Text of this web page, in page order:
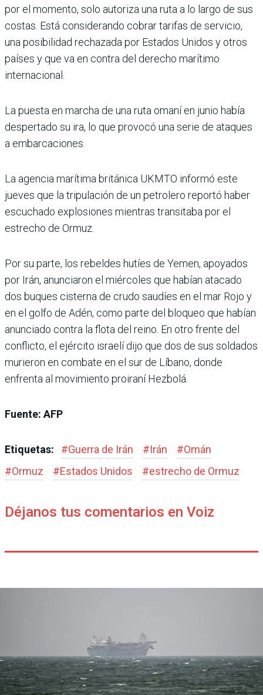
por el momento, solo autoriza una ruta a lo largo de sus
costas. Está considerando cobrar tarifas de servicio,
una posibilidad rechazada por Estados Unidos y otros
países y que va en contra del derecho marítimo
internacional.
La puesta en marcha de una ruta omaní en junio había
despertado su ira, lo que provocó una serie de ataques
a embarcaciones.
La agencia marítima británica UKMTO informó este
jueves que la tripulación de un petrolero reportó haber
escuchado explosiones mientras transitaba por el
estrecho de Ormuz.
Por su parte, los rebeldes hutíes de Yemen, apoyados
por Irán, anunciaron el miércoles que habían atacado
dos buques cisterna de crudo saudíes en el mar Rojo y
en el golfo de Adén, como parte del bloqueo que habían
anunciado contra la flota del reino. En otro frente del
conflicto, el ejército israelí dijo que dos de sus soldados
murieron en combate en el sur de Líbano, donde
enfrenta al movimiento proiraní Hezbolá.
Fuente: AFP
Etiquetas: #Guerra de Irán #Irán #Omán
#Ormuz #Estados Unidos #estrecho de Ormuz
Déjanos tus comentarios en Voiz